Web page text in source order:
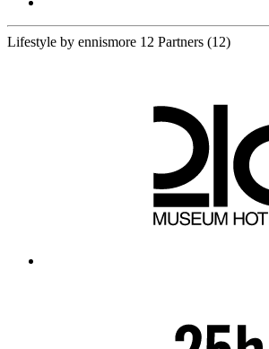
Lifestyle by ennismore 12 Partners (12)